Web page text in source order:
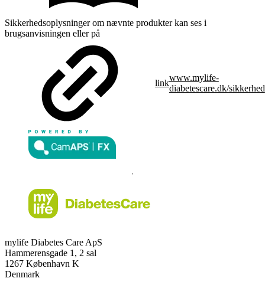
Sikkerhedsoplysninger om nævnte produkter kan ses i
brugsanvisningen eller på
link
www.mylife-
diabetescare.dk/sikkerhed
mylife Diabetes Care ApS
Hammerensgade 1, 2 sal
1267 København K
Denmark